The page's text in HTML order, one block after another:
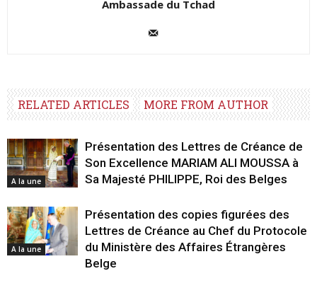
Ambassade du Tchad
RELATED ARTICLES MORE FROM AUTHOR
A la une
Présentation des Lettres de Créance de
Son Excellence MARIAM ALI MOUSSA à
Sa Majesté PHILIPPE, Roi des Belges
A la une
Présentation des copies figurées des
Lettres de Créance au Chef du Protocole
du Ministère des Affaires Étrangères
Belge